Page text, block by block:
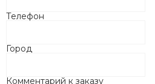
Телефон
Город
Комментарий к заказу